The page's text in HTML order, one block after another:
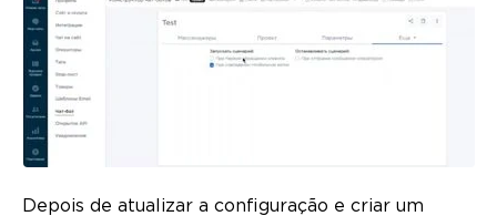
Depois de atualizar a configuração e criar um